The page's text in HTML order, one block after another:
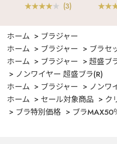
(3)
ホーム
ブラジャー
ホーム
ブラジャー
ブラセ
ホーム
ブラジャー
超盛ブ
ノンワイヤー 超盛ブラ(R)
ホーム
ブラジャー
ノンワ
ホーム
セール対象商品
ク
ブラ特別価格
ブラMAX50